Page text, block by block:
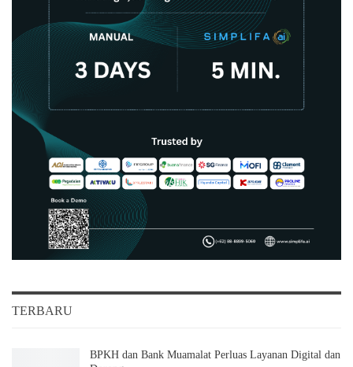
TERBARU
BPKH dan Bank Muamalat Perluas Layanan Digital dan